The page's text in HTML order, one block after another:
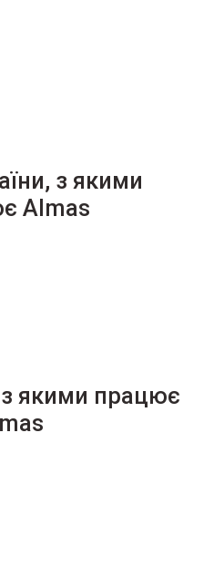
з якими
Almas
з якими працює